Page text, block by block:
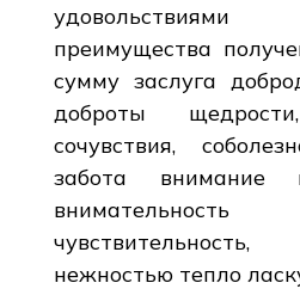
удовольствиями
преимущества
сумму заслуга
доброты
сочувствия,
забота внимание
внимательность
нежностью тепло